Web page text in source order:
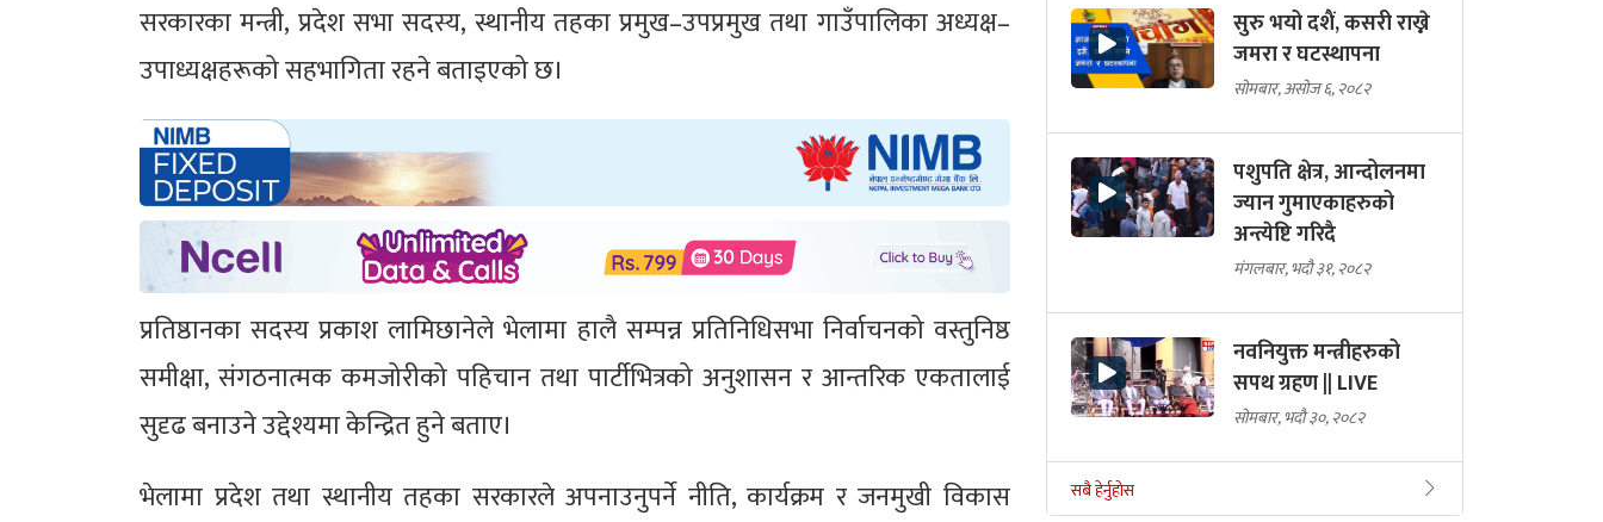
सरकारका मन्त्री, प्रदेश सभा सदस्य, स्थानीय तहका प्रमुख–उपप्रमुख तथा गाउँपालिका अध्यक्ष–
उपाध्यक्षहरूको सहभागिता रहने बताइएको छ।
प्रतिष्ठानका सदस्य प्रकाश लामिछानेले भेलामा हालै सम्पन्न प्रतिनिधिसभा निर्वाचनको वस्तुनिष्ठ
समीक्षा, संगठनात्मक कमजोरीको पहिचान तथा पार्टीभित्रको अनुशासन र आन्तरिक एकतालाई
सुदृढ बनाउने उद्देश्यमा केन्द्रित हुने बताए।
भेलामा प्रदेश तथा स्थानीय तहका सरकारले अपनाउनुपर्ने नीति, कार्यक्रम र जनमुखी विकास
सुरु भयो दशैं, कसरी राख्ने
जमरा र घटस्थापना
सोमबार, असोज ६, २०८२
पशुपति क्षेत्र, आन्दोलनमा
ज्यान गुमाएकाहरुको
अन्त्येष्टि गरिदै
मंगलबार, भदौ ३१, २०८२
नवनियुक्त मन्त्रीहरुको
सपथ ग्रहण || LIVE
सोमबार, भदौ ३०, २०८२
सबै हेर्नुहोस